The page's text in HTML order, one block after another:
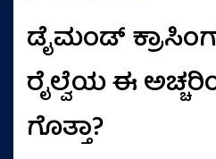
ಡೈಮಂಡ್
ರೈಲ್ವೆಯ ಈ
ಗೊತ್ತಾ?